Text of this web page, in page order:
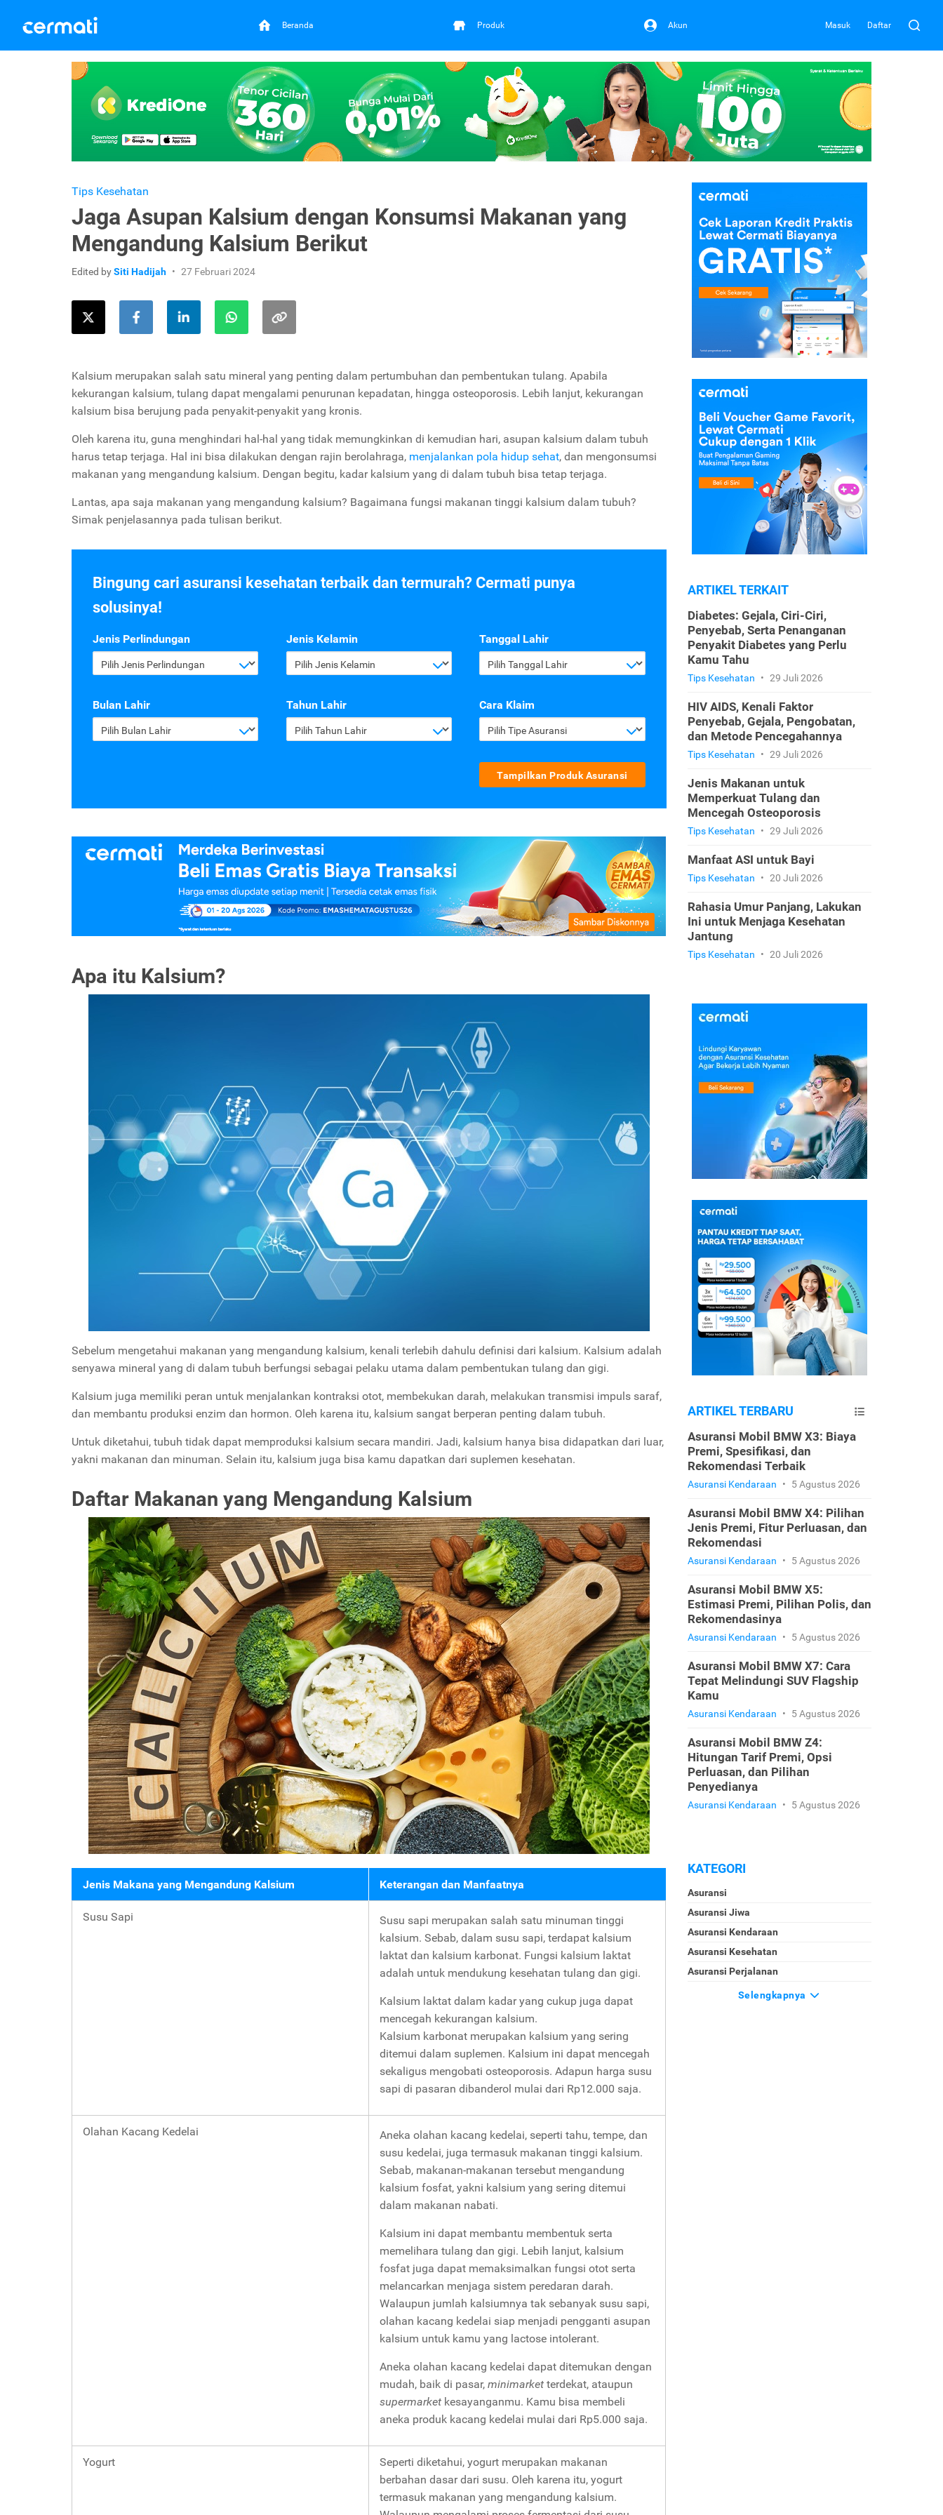
Beranda Produk Akun Masuk Daftar
Tips Kesehatan
Jaga Asupan Kalsium dengan Konsumsi Makanan yang
Mengandung Kalsium Berikut
Edited bySiti Hadijah 27 Februari 2024
Kalsium merupakan salah satu mineral yang penting dalam pertumbuhan dan pembentukan tulang. Apabila
kekurangan kalsium, tulang dapat mengalami penurunan kepadatan, hingga osteoporosis. Lebih lanjut, kekurangan
kalsium bisa berujung pada penyakit-penyakit yang kronis.
Oleh karena itu, guna menghindari hal-hal yang tidak memungkinkan di kemudian hari, asupan kalsium dalam tubuh
harus tetap terjaga. Hal ini bisa dilakukan dengan rajin berolahraga, menjalankan pola hidup sehat, dan mengonsumsi
makanan yang mengandung kalsium. Dengan begitu, kadar kalsium yang di dalam tubuh bisa tetap terjaga.
Lantas, apa saja makanan yang mengandung kalsium? Bagaimana fungsi makanan tinggi kalsium dalam tubuh?
Simak penjelasannya pada tulisan berikut.
Bingung cari asuransi kesehatan terbaik dan termurah? Cermati punya
solusinya!
Jenis Perlindungan
Pilih Jenis Perlindungan
Jenis Kelamin
Pilih Jenis Kelamin
Tanggal Lahir
Pilih Tanggal Lahir
Bulan Lahir
Pilih Bulan Lahir
Tahun Lahir
Pilih Tahun Lahir
Cara Klaim
Pilih Tipe Asuransi
Tampilkan Produk Asuransi
Apa itu Kalsium?
Sebelum mengetahui makanan yang mengandung kalsium, kenali terlebih dahulu definisi dari kalsium. Kalsium adalah
senyawa mineral yang di dalam tubuh berfungsi sebagai pelaku utama dalam pembentukan tulang dan gigi.
Kalsium juga memiliki peran untuk menjalankan kontraksi otot, membekukan darah, melakukan transmisi impuls saraf,
dan membantu produksi enzim dan hormon. Oleh karena itu, kalsium sangat berperan penting dalam tubuh.
Untuk diketahui, tubuh tidak dapat memproduksi kalsium secara mandiri. Jadi, kalsium hanya bisa didapatkan dari luar,
yakni makanan dan minuman. Selain itu, kalsium juga bisa kamu dapatkan dari suplemen kesehatan.
Daftar Makanan yang Mengandung Kalsium
Jenis Makana yang Mengandung Kalsium Keterangan dan Manfaatnya
Susu Sapi
Susu sapi merupakan salah satu minuman tinggi
kalsium. Sebab, dalam susu sapi, terdapat kalsium
laktat dan kalsium karbonat. Fungsi kalsium laktat
adalah untuk mendukung kesehatan tulang dan gigi.
Kalsium laktat dalam kadar yang cukup juga dapat
mencegah kekurangan kalsium.
Kalsium karbonat merupakan kalsium yang sering
ditemui dalam suplemen. Kalsium ini dapat mencegah
sekaligus mengobati osteoporosis. Adapun harga susu
sapi di pasaran dibanderol mulai dari Rp12.000 saja.
Olahan Kacang Kedelai
Aneka olahan kacang kedelai, seperti tahu, tempe, dan
susu kedelai, juga termasuk makanan tinggi kalsium.
Sebab, makanan-makanan tersebut mengandung
kalsium fosfat, yakni kalsium yang sering ditemui
dalam makanan nabati.
Kalsium ini dapat membantu membentuk serta
memelihara tulang dan gigi. Lebih lanjut, kalsium
fosfat juga dapat memaksimalkan fungsi otot serta
melancarkan menjaga sistem peredaran darah.
Walaupun jumlah kalsiumnya tak sebanyak susu sapi,
olahan kacang kedelai siap menjadi pengganti asupan
kalsium untuk kamu yang lactose intolerant.
Aneka olahan kacang kedelai dapat ditemukan dengan
mudah, baik di pasar, minimarket terdekat, ataupun
supermarket kesayanganmu. Kamu bisa membeli
aneka produk kacang kedelai mulai dari Rp5.000 saja.
Yogurt
Seperti diketahui, yogurt merupakan makanan
berbahan dasar dari susu. Oleh karena itu, yogurt
termasuk makanan yang mengandung kalsium.
ARTIKEL TERKAIT
Diabetes: Gejala, Ciri-Ciri,
Penyebab, Serta Penanganan
Penyakit Diabetes yang Perlu
Kamu Tahu
Tips Kesehatan • 29 Juli 2026
HIV AIDS, Kenali Faktor
Penyebab, Gejala, Pengobatan,
dan Metode Pencegahannya
Tips Kesehatan • 29 Juli 2026
Jenis Makanan untuk
Memperkuat Tulang dan
Mencegah Osteoporosis
Tips Kesehatan • 29 Juli 2026
Manfaat ASI untuk Bayi
Tips Kesehatan • 20 Juli 2026
Rahasia Umur Panjang, Lakukan
Ini untuk Menjaga Kesehatan
Jantung
Tips Kesehatan • 20 Juli 2026
ARTIKEL TERBARU
Asuransi Mobil BMW X3: Biaya
Premi, Spesifikasi, dan
Rekomendasi Terbaik
Asuransi Kendaraan • 5 Agustus 2026
Asuransi Mobil BMW X4: Pilihan
Jenis Premi, Fitur Perluasan, dan
Rekomendasi
Asuransi Kendaraan • 5 Agustus 2026
Asuransi Mobil BMW X5:
Estimasi Premi, Pilihan Polis, dan
Rekomendasinya
Asuransi Kendaraan • 5 Agustus 2026
Asuransi Mobil BMW X7: Cara
Tepat Melindungi SUV Flagship
Kamu
Asuransi Kendaraan • 5 Agustus 2026
Asuransi Mobil BMW Z4:
Hitungan Tarif Premi, Opsi
Perluasan, dan Pilihan
Penyedianya
Asuransi Kendaraan • 5 Agustus 2026
KATEGORI
Asuransi
Asuransi Jiwa
Asuransi Kendaraan
Asuransi Kesehatan
Asuransi Perjalanan
Selengkapnya